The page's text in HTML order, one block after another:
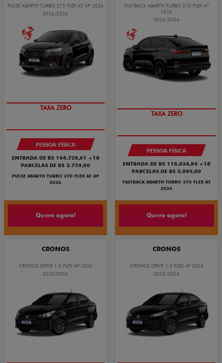
PULSE ABARTH TURBO 270 FLEX AT 4P 2026
2026/2026
SAIA DE FIAT 0KM
PESSOA FÍSICA
ENTRADA DE R$ 104.728,61 +18
PARCELAS DE R$ 2.759,00
PULSE ABARTH TURBO 270 FLEX AT 4P
2026
Quero agora!
FASTBACK ABARTH TURBO 270 FLEX AT
2026
2026/2026
SAIA DE FIAT 0KM
PESSOA FÍSICA
ENTRADA DE R$ 118.434,84 +18
PARCELAS DE R$ 3.089,00
FASTBACK ABARTH TURBO 270 FLEX AT
2026
Quero agora!
CRONOS
CRONOS DRIVE 1.0 FLEX 4P 2026
2025/2026
CRONOS
CRONOS DRIVE 1.3 FLEX 4P 2026
2025/2026